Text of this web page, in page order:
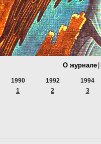
О журнале
1990
1
1992
2
1994
3